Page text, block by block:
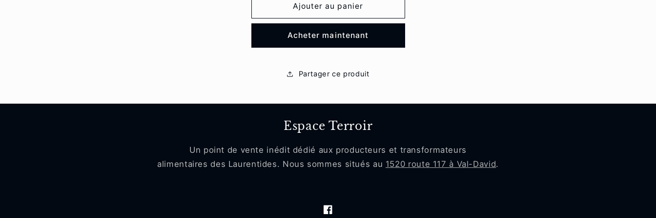
de
Assaisonné
de
Assaisonné
Ajouter au panier
Acheter maintenant
Partager ce produit
Espace Terroir
Un point de vente inédit dédié aux producteurs et transformateurs
alimentaires des Laurentides. Nous sommes situés au 1520 route 117 à Val-David.
Facebook